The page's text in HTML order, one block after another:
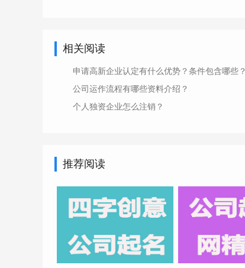
相关阅读
申请高新企业认定有什么优势？条件包含哪些？
公司运作流程有哪些资料介绍？
个人独资企业怎么注销？
推荐阅读